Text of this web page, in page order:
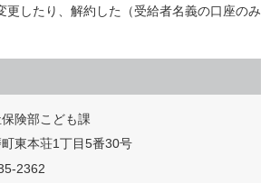
更したり、解約した（受給者名義の口座のみ
険部こども課
東本荘1丁目5番30号
2362